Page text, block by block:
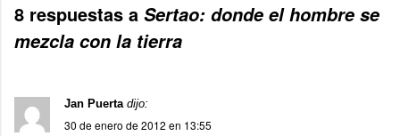
8 respuestas a Sertao: donde el hombre se
mezcla con la tierra
Jan Puerta dijo:
30 de enero de 2012 en 13:55